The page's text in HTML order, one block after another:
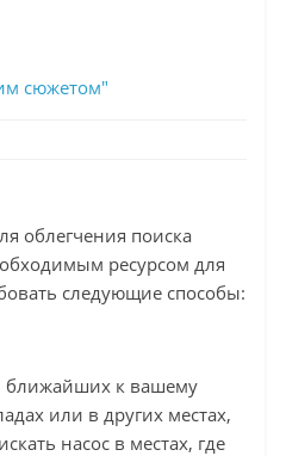
сюжетом"
облегчения поиска
ресурсом для
следующие способы:
ближайших к вашему
или в других местах,
насос в местах, где